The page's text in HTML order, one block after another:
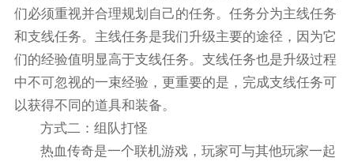
们必须重视并合理规划自己的任务。任务分为主线任务
和支线任务。主线任务是我们升级主要的途径，因为它
们的经验值明显高于支线任务。支线任务也是升级过程
中不可忽视的一束经验，更重要的是，完成支线任务可
以获得不同的道具和装备。
方式二：组队打怪
热血传奇是一个联机游戏，玩家可与其他玩家一起